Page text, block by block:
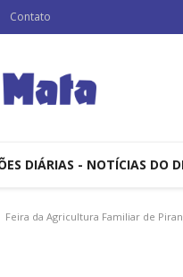
Contato
DIÁRIAS - NOTÍCIAS DO
Feira da Agricultura Familiar de